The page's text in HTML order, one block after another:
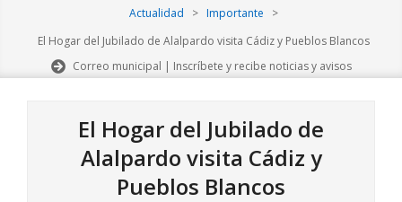
Actualidad
> Importante
>
El Hogar del Jubilado de Alalpardo visita Cádiz y Pueblos Blancos
Correo municipal | Inscríbete y recibe noticias y avisos
El Hogar del Jubilado de
Alalpardo visita Cádiz y
Pueblos Blancos